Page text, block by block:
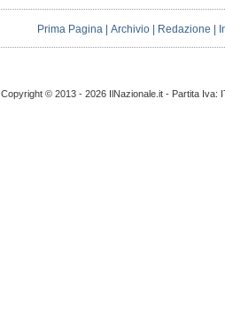
Prima Pagina |Archivio | Redazione |
Copyright © 2013 - 2026 IlNazionale.it - Partita Iva: